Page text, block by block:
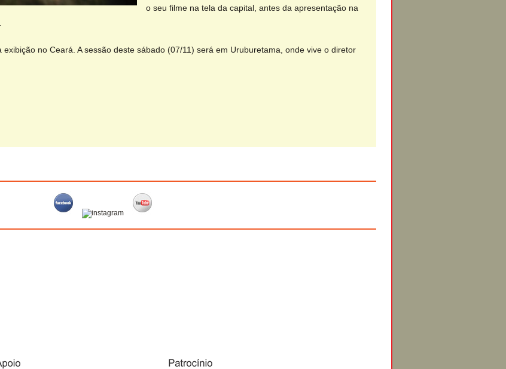
o seu filme na tela da capital, antes da apresentação na
no Ceará. A sessão deste sábado (07/11) será em Uruburetama, onde vive o diretor